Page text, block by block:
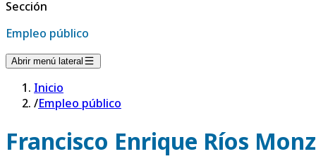
Sección
Empleo público
Abrir menú lateral
Inicio
/Empleo público
Francisco Enrique Ríos